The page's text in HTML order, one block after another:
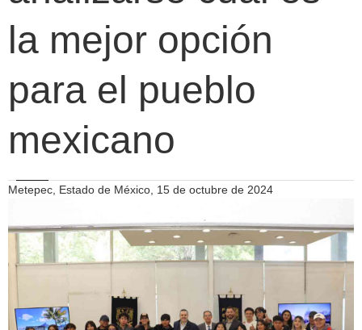
la mejor opción
para el pueblo
mexicano
Metepec, Estado de México, 15 de octubre de 2024